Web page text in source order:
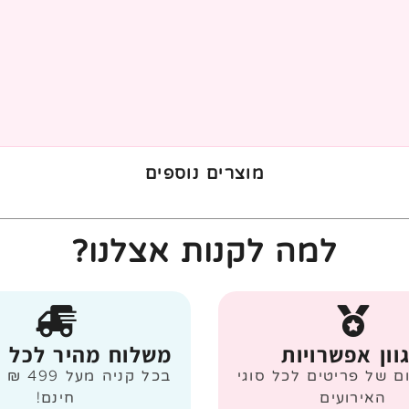
מוצרים נוספים
למה לקנות אצלנו?
אפשרויות
של פריטים לכל סוגי
האירועים
משלוח מהיר
בכל
חינם!